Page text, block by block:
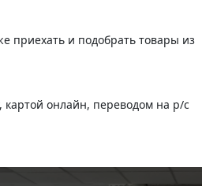
приехать и подобрать товары из
онлайн, переводом на р/с